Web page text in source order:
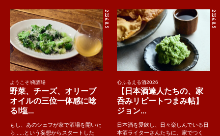
2026.8.5
ようこそ!俺酒場
野菜、チーズ、オリーブ
オイルの三位一体感に唸
る!塩...
もし、あのシェフが家で酒場を開いた
ら......という妄想からスタートした
2026.8.5
心ふるえる酒2026
【日本酒達人たちの、家
呑みリピートつまみ帖】
ジョン...
日本酒を愛飲し、日々楽しんでいる日
本酒ライターさんたちに、家でつく